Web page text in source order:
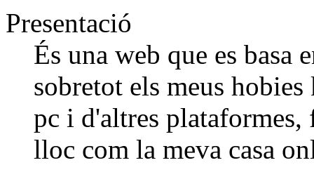
Presentació
És una web que es basa
sobretot els meus
pc i d'altres plataformes,
lloc com la meva casa